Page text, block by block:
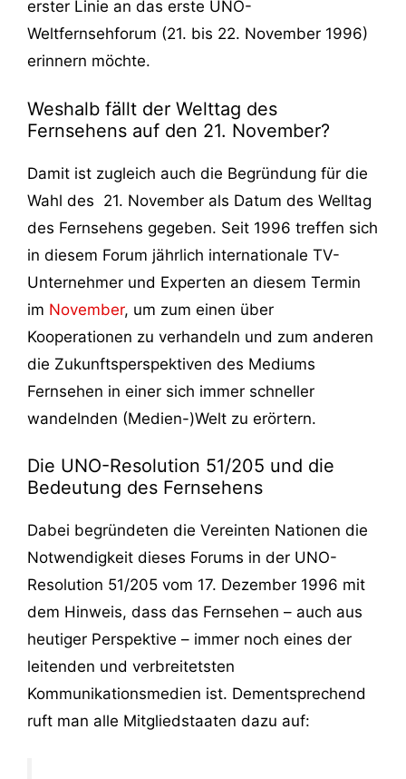
erster Linie an das erste UNO-
Weltfernsehforum (21. bis 22. November 1996)
erinnern möchte.
Weshalb fällt der Welttag des
Fernsehens auf den 21. November?
Damit ist zugleich auch die Begründung für die
Wahl des 21. November als Datum des Welltag
des Fernsehens gegeben. Seit 1996 treffen sich
in diesem Forum jährlich internationale TV-
Unternehmer und Experten an diesem Termin
im November, um zum einen über
Kooperationen zu verhandeln und zum anderen
die Zukunftsperspektiven des Mediums
Fernsehen in einer sich immer schneller
wandelnden (Medien-)Welt zu erörtern.
Die UNO-Resolution 51/205 und die
Bedeutung des Fernsehens
Dabei begründeten die Vereinten Nationen die
Notwendigkeit dieses Forums in der UNO-
Resolution 51/205 vom 17. Dezember 1996 mit
dem Hinweis, dass das Fernsehen – auch aus
heutiger Perspektive – immer noch eines der
leitenden und verbreitetsten
Kommunikationsmedien ist. Dementsprechend
ruft man alle Mitgliedstaaten dazu auf: